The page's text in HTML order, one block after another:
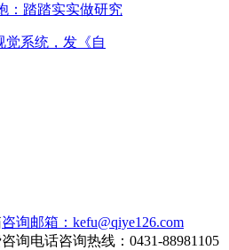
：踏踏实实做研究
觉系统，发《自
咨询邮箱：kefu@qiye126.com
咨询热线：0431-88981105